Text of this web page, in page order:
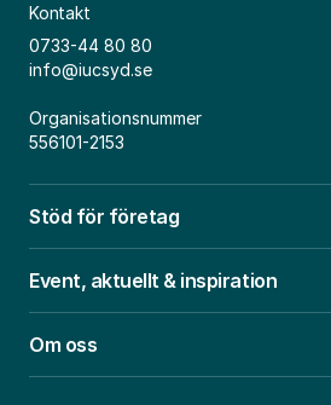
Kontakt
0733-44 80 80
info@iucsyd.se
Organisationsnummer
556101-2153
Stöd för företag
Event, aktuellt & inspiration
Om oss